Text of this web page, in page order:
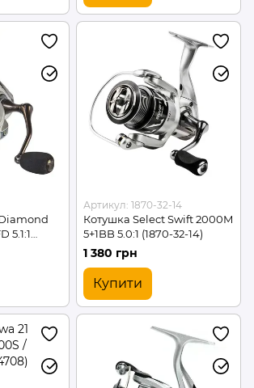
5.1:1
Артикул: 1870-32-14
Котушка Select Swift 2000M
5+1BB 5.0:1 (1870-32-14)
1 380 грн
Купити